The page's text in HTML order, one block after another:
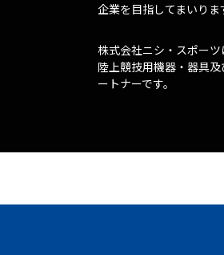
企業を目指してまいりま
株式会社ニシ・スポー
陸上競技用機器・器具
ートナーです。